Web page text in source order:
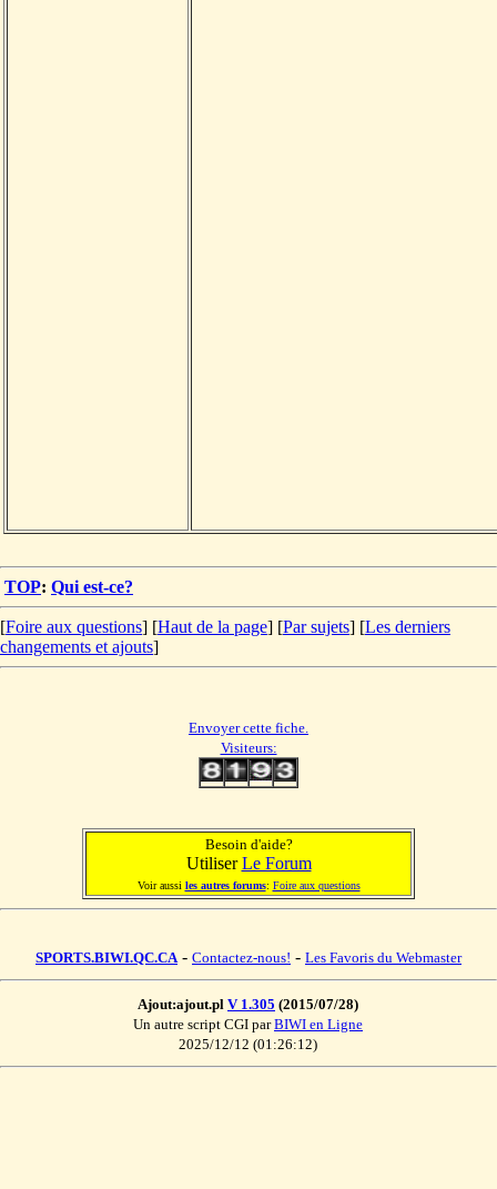
TOP: Qui est-ce?
[Foire aux questions] [Haut de la page] [Par sujets] [Les derniers
changements et ajouts]
Envoyer cette fiche.
Visiteurs:
Besoin d'aide?
UtiliserLe Forum
Voir aussi les autres forums: Foire aux questions
SPORTS.BIWI.QC.CA - Contactez-nous! - Les Favoris du Webmaster
Ajout:ajout.pl V 1.305 (2015/07/28)
Un autre script CGI parBIWI en Ligne
2025/12/12 (01:26:12)